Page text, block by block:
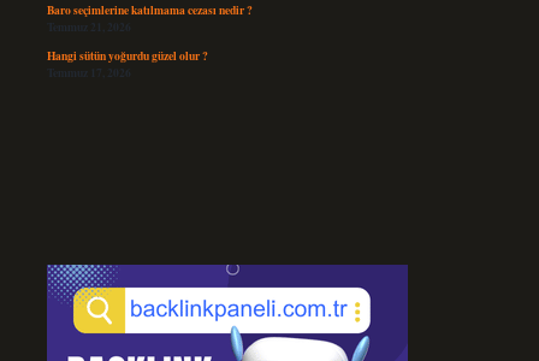
Baro seçimlerine katılmama cezası nedir ?
Temmuz 21, 2026
Hangi sütün yoğurdu güzel olur ?
Temmuz 17, 2026